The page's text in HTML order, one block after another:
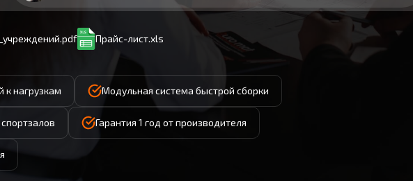
Прайс-лист.xls
к нагрузкам Модульная система быстрой сборки
Гарантия 1 год от производителя